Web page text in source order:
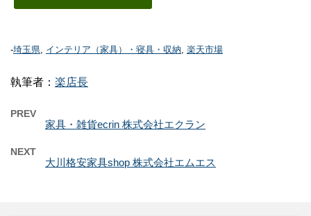
-埼玉県, インテリア（家具）・寝具・収納, 楽天市場
執筆者： 楽店長
PREV
家具・雑貨ecrin 株式会社エクラン
NEXT
大川格安家具shop 株式会社エムエス